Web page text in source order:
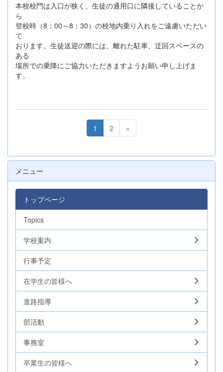
本校校門は入口が狭く、生徒の通用口に隣接していることか
ら
登校時（8：00～8：30）の校地内乗り入れをご遠慮いただい
て
おります。生徒送迎の際には、離れた駐車、迂回スペースの
ある
場所での乗降にご協力いただきますようお願い申し上げま
す。
1 2 »
メニュー
トップページ
Topics
学校案内
行事予定
在学生の皆様へ
進路指導
部活動
事務室
卒業生の皆様へ